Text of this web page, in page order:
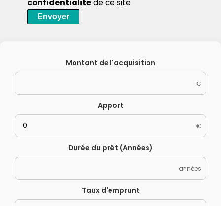
confidentialitéde ce site
Envoyer
Montant de l'acquisition
€
Apport
€
Durée du prêt (Années)
années
Taux d'emprunt